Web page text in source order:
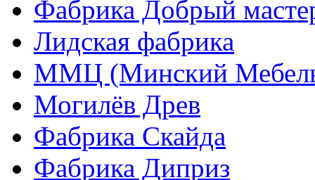
Фабрика Добрый
Лидская фабрика
ММЦ (Минский
Могилёв Древ
Фабрика Скайда
Фабрика Диприз